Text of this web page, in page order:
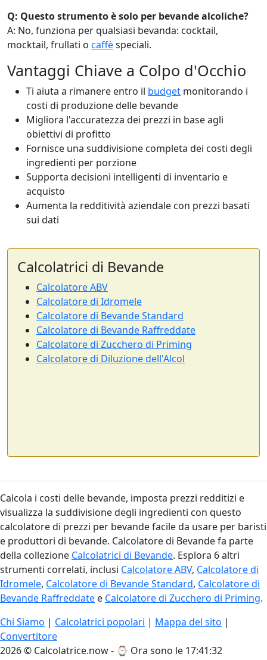
Q: Questo strumento è solo per bevande alcoliche?
A: No, funziona per qualsiasi bevanda: cocktail,
mocktail, frullati o caffèspeciali.
Vantaggi Chiave a Colpo d'Occhio
Ti aiuta a rimanere entro il budget monitorando i
costi di produzione delle bevande
Migliora l'accuratezza dei prezzi in base agli
obiettivi di profitto
Fornisce una suddivisione completa dei costi degli
ingredienti per porzione
Supporta decisioni intelligenti di inventario e
acquisto
Aumenta la redditività aziendale con prezzi basati
sui dati
Calcolatrici di Bevande
Calcolatore ABV
Calcolatore di Idromele
Calcolatore di Bevande Standard
Calcolatore di Bevande Raffreddate
Calcolatore di Zucchero di Priming
Calcolatore di Diluzione dell'Alcol
Calcola i costi delle bevande, imposta prezzi redditizi e
visualizza la suddivisione degli ingredienti con questo
calcolatore di prezzi per bevande facile da usare per baristi
e produttori di bevande. Calcolatore di Bevande fa parte
della collezione Calcolatrici di Bevande. Esplora 6 altri
strumenti correlati, inclusi Calcolatore ABV, Calcolatore di
Idromele, Calcolatore di Bevande Standard, Calcolatore di
Bevande Raffreddate e Calcolatore di Zucchero di Priming.
Chi Siamo | Calcolatrici popolari | Mappa del sito |
Convertitore
2026 © Calcolatrice.now - ⌚ Ora sono le 17:41:33